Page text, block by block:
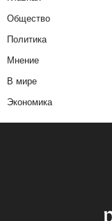
Общество
Политика
Мнение
В мире
Экономика